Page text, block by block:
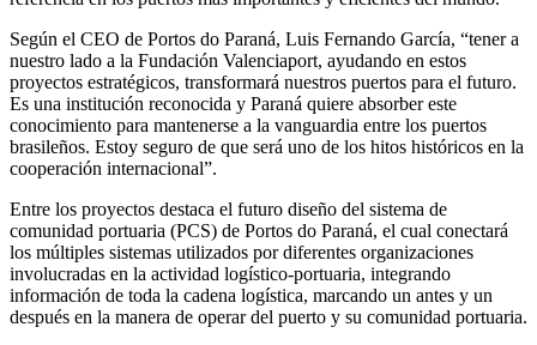
Según el CEO de Portos do Paraná, Luis Fernando García, “tener a
nuestro lado a la Fundación Valenciaport, ayudando en estos
proyectos estratégicos, transformará nuestros puertos para el futuro.
Es una institución reconocida y Paraná quiere absorber este
conocimiento para mantenerse a la vanguardia entre los puertos
brasileños. Estoy seguro de que será uno de los hitos históricos en la
cooperación internacional”.
Entre los proyectos destaca el futuro diseño del sistema de
comunidad portuaria (PCS) de Portos do Paraná, el cual conectará
los múltiples sistemas utilizados por diferentes organizaciones
involucradas en la actividad logístico-portuaria, integrando
información de toda la cadena logística, marcando un antes y un
después en la manera de operar del puerto y su comunidad portuaria.